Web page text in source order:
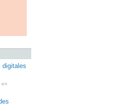
digitales
en